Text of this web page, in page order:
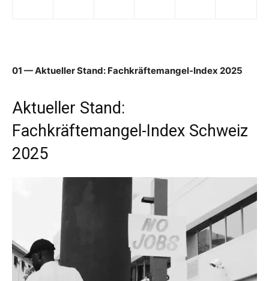
01 — Aktueller Stand: Fachkräftemangel-Index 2025
Aktueller Stand:
Fachkräftemangel-Index Schweiz
2025